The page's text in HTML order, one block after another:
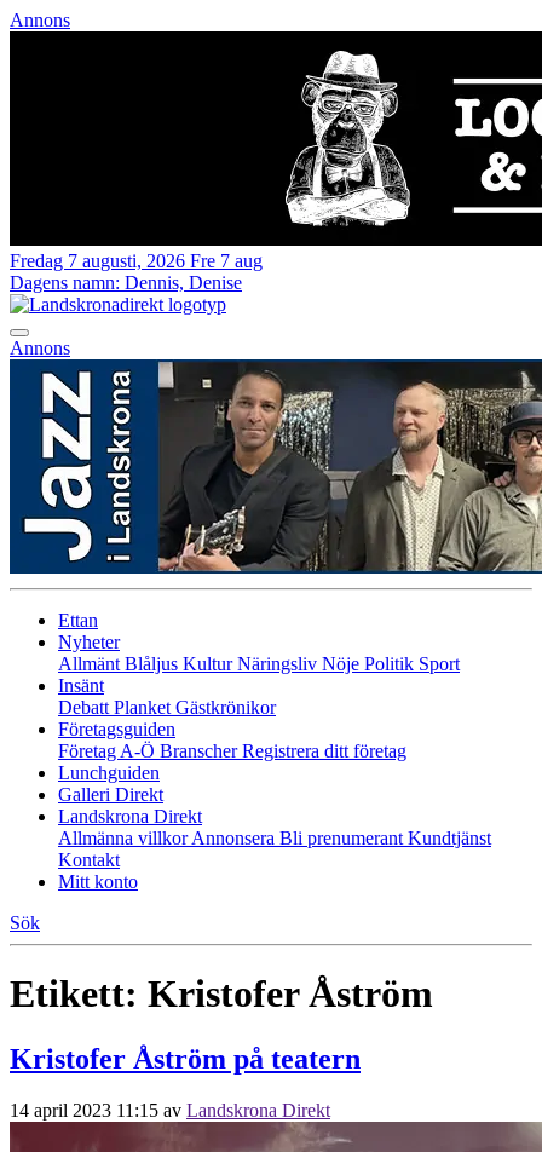
Annons
Fredag 7 augusti, 2026 Fre 7 aug
Dagens namn: Dennis, Denise
Annons
Ettan
Nyheter
Allmänt Blåljus KulturNäringsliv Nöje Politik Sport
Insänt
Debatt Planket Gästkrönikor
Företagsguiden
Företag A-Ö BranscherRegistrera ditt företag
Lunchguiden
Galleri Direkt
Landskrona Direkt
Allmänna villkorAnnonsera Bli prenumerant Kundtjänst
Kontakt
Mitt konto
Sök
Etikett: Kristofer Åström
Kristofer Åström på teatern
14 april 2023 11:15 av Landskrona Direkt